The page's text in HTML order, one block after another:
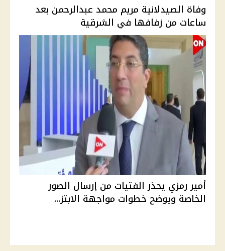
وفاة الصيدلانية مريم محمد عبدالرحمن بعد
ساعات من زفافها في الشرقية
أمير رمزي يحذر الفتيات من إرسال الصور
الخاصة ويوضح خطوات مواجهة الابتز...